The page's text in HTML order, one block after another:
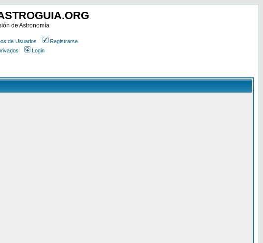
de Astronomía
de Usuarios
Registrarse
Login